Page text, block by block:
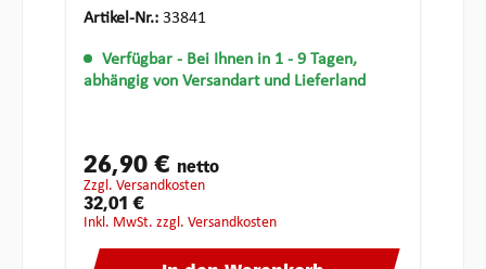
Artikel-Nr.: 33841
Verfügbar - Bei Ihnen in 1 - 9 Tagen,
abhängig von Versandart und Lieferland
26,90 € netto
zzgl. Versandkosten
32,01 €
inkl. MwSt. zzgl. Versandkosten